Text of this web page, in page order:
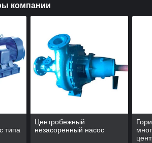
компании
типа
Центробежный
незасоренный насос